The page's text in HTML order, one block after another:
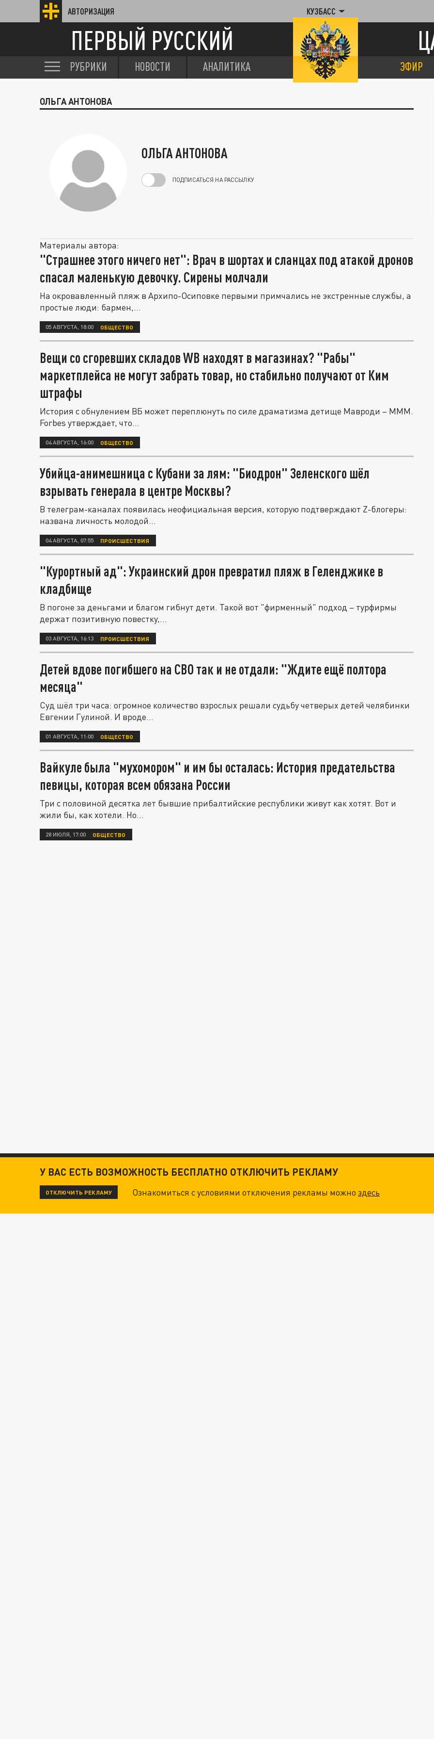
АВТОРИЗАЦИЯ КУЗБАСС
ПЕРВЫЙ РУССКИЙ
РУБРИКИ НОВОСТИ АНАЛИТИКА ЭФИР
ОЛЬГА АНТОНОВА
ОЛЬГА АНТОНОВА
ПОДПИСАТЬСЯ НА РАССЫЛКУ
Материалы автора:
"Страшнее этого ничего нет": Врач в шортах и сланцах под атакой дронов
спасал маленькую девочку. Сирены молчали
На окровавленный пляж в Архипо-Осиповке первыми примчались не экстренные службы, а
простые люди: бармен,...
05 АВГУСТА, 18:00 ОБЩЕСТВО
Вещи со сгоревших складов WB находят в магазинах? "Рабы"
маркетплейса не могут забрать товар, но стабильно получают от Ким
штрафы
История с обнулением ВБ может переплюнуть по силе драматизма детище Мавроди – МММ.
Forbes утверждает, что...
04 АВГУСТА, 16:00 ОБЩЕСТВО
Убийца-анимешница с Кубани за лям: "Биодрон" Зеленского шёл
взрывать генерала в центре Москвы?
В телеграм-каналах появилась неофициальная версия, которую подтверждают Z-блогеры:
названа личность молодой...
04 АВГУСТА, 07:55 ПРОИСШЕСТВИЯ
"Курортный ад": Украинский дрон превратил пляж в Геленджике в
кладбище
В погоне за деньгами и благом гибнут дети. Такой вот "фирменный" подход – турфирмы
держат позитивную повестку,...
03 АВГУСТА, 16:13 ПРОИСШЕСТВИЯ
Детей вдове погибшего на СВО так и не отдали: "Ждите ещё полтора
месяца"
Суд шёл три часа: огромное количество взрослых решали судьбу четверых детей челябинки
Евгении Гулиной. И вроде...
01 АВГУСТА, 11:00 ОБЩЕСТВО
Вайкуле была "мухомором" и им бы осталась: История предательства
певицы, которая всем обязана России
Три с половиной десятка лет бывшие прибалтийские республики живут как хотят. Вот и
жили бы, как хотели. Но...
28 ИЮЛЯ, 17:00 ОБЩЕСТВО
У ВАС ЕСТЬ ВОЗМОЖНОСТЬ БЕСПЛАТНО ОТКЛЮЧИТЬ РЕКЛАМУ
ОТКЛЮЧИТЬ РЕКЛАМУ Ознакомиться с условиями отключения рекламы можноздесь